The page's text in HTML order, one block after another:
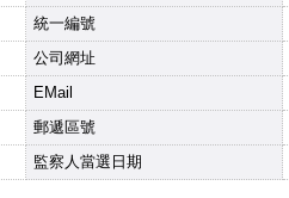
統一編號
公司網址
EMail
郵遞區號
監察人當選日期